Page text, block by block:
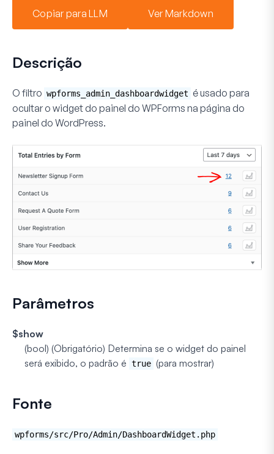
Copiar para LLM Ver Markdown
Descrição
O filtro wpforms_admin_dashboardwidget é usado para
ocultar o widget do painel do WPForms na página do
painel do WordPress.
Parâmetros
$show
(bool) (Obrigatório) Determina se o widget do painel
será exibido, o padrão é true (para mostrar)
Fonte
wpforms/src/Pro/Admin/DashboardWidget.php